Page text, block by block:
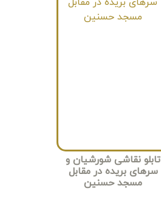
تابلو نقاشی شورشیان و
سرهای بریده در مقابل
مسجد حسنین